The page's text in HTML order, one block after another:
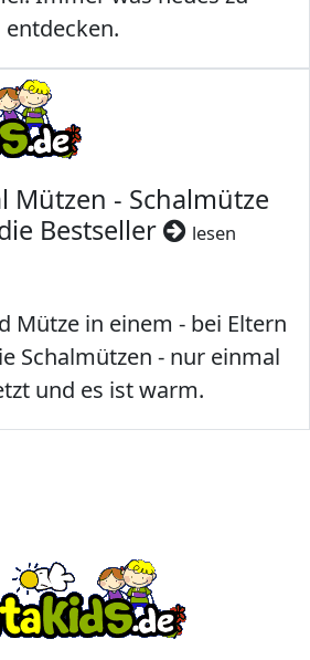
entdecken.
Mützen - Schalmütze
Bestseller
lesen
Mütze in einem - bei Eltern
Schalmützen - nur einmal
und es ist warm.